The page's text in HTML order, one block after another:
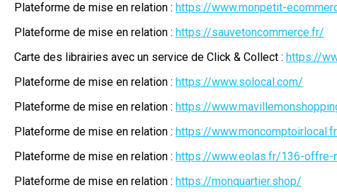
Plateforme de mise en relation : https://www.monpetit-
Plateforme de mise en relation : https://sauvetoncommerce.fr/
Carte des librairies avec un service de Click & Collect : https://
Plateforme de mise en relation : https://www.solocal.com/
Plateforme de mise en relation : https://
Plateforme de mise en relation : https://
Plateforme de mise en relation : https://www.eolas.fr/136-offre-
Plateforme de mise en relation : https://monquartier.shop/